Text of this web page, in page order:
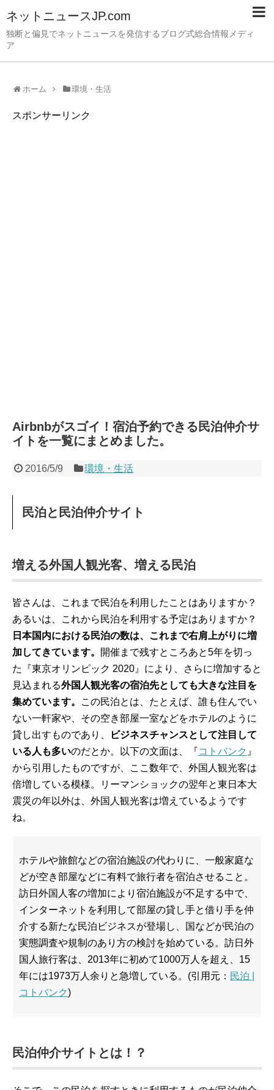
ネットニュースJP.com
独断と偏見でネットニュースを発信するブログ式総合情報メディ
ア
ホーム 環境・生活
スポンサーリンク
Airbnbがスゴイ！宿泊予約できる民泊仲介サ
イトを一覧にまとめました。
2016/5/9 環境・生活
民泊と民泊仲介サイト
増える外国人観光客、増える民泊
皆さんは、これまで民泊を利用したことはありますか？
あるいは、これから民泊を利用する予定はありますか？
日本国内における民泊の数は、これまで右肩上がりに増
加してきています。
開催まで残すところあと5年を切っ
た『東京オリンピック 2020』により、さらに増加すると
見込まれる外国人観光客の宿泊先としても大きな注目を
集めています。
この民泊とは、たとえば、誰も住んでい
ない一軒家や、その空き部屋一室などをホテルのように
貸し出すものであり、
ビジネスチャンスとして注目して
いる人も多いのだとか。以下の文面は、『コトバンク 』
から引用したものですが、ここ数年で、外国人観光客は
倍増している模様。リーマンショックの翌年と東日本大
震災の年以外は、外国人観光客は増えているようです
ね。
ホテルや旅館などの宿泊施設の代わりに、一般家庭な
どが空き部屋などに有料で旅行者を宿泊させること。
訪日外国人客の増加により宿泊施設が不足する中で、
インターネットを利用して部屋の貸し手と借り手を仲
介する新たな民泊ビジネスが登場し、国などが民泊の
実態調査や規制のあり方の検討を始めている。訪日外
国人旅行客は、2013年に初めて1000万人を超え、15
年には1973万人余りと急増している。(引用元： 民泊 |
コトバンク)
民泊仲介サイトとは！？